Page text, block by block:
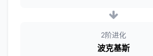
2阶进化
波克基斯